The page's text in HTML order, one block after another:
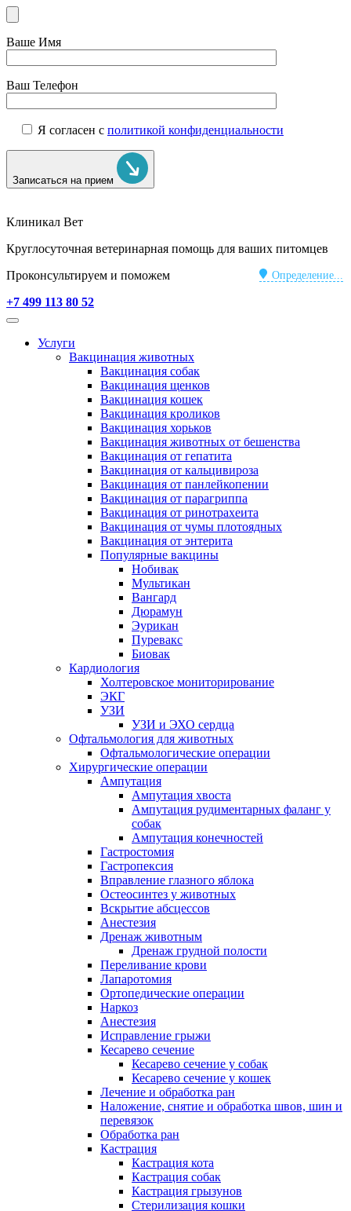
Ваше Имя
Ваш Телефон
Я согласен с политикой конфиденциальности
Записаться на прием
Клиникал Вет
Круглосуточная ветеринарная помощь для ваших питомцев
Определение...
Проконсультируем и поможем
+7 499 113 80 52
Услуги
Вакцинация животных
Вакцинация собак
Вакцинация щенков
Вакцинация кошек
Вакцинация кроликов
Вакцинация хорьков
Вакцинация животных от бешенства
Вакцинация от гепатита
Вакцинация от кальцивироза
Вакцинация от панлейкопении
Вакцинация от парагриппа
Вакцинация от ринотрахеита
Вакцинация от чумы плотоядных
Вакцинация от энтерита
Популярные вакцины
Нобивак
Мультикан
Вангард
Дюрамун
Эурикан
Пуревакс
Биовак
Кардиология
Холтеровское мониторирование
ЭКГ
УЗИ
УЗИ и ЭХО сердца
Офтальмология для животных
Офтальмологические операции
Хирургические операции
Ампутация
Ампутация хвоста
Ампутация рудиментарных фаланг у
собак
Ампутация конечностей
Гастростомия
Гастропексия
Вправление глазного яблока
Остеосинтез у животных
Вскрытие абсцессов
Анестезия
Дренаж животным
Дренаж грудной полости
Переливание крови
Лапаротомия
Ортопедические операции
Наркоз
Анестезия
Исправление грыжи
Кесарево сечение
Кесарево сечение у собак
Кесарево сечение у кошек
Лечение и обработка ран
Наложение, снятие и обработка швов, шин и
перевязок
Обработка ран
Кастрация
Кастрация кота
Кастрация собак
Кастрация грызунов
Стерилизация кошки